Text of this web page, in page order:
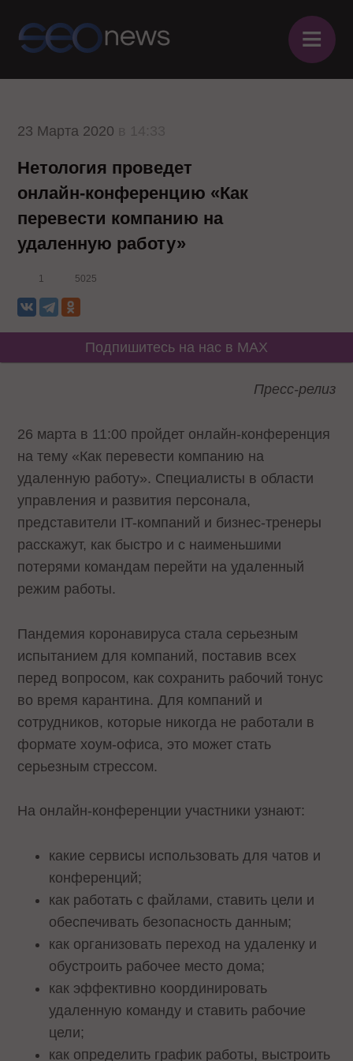
≡
23 Марта 2020
Нетология проведет
онлайн-конференцию «Как
перевести компанию на
удаленную работу»
1 5025
Подпишитесь на нас в MAX
Пресс-релиз
26 марта в 11:00 пройдет онлайн-конференция
на тему «Как перевести компанию на
удаленную работу». Специалисты в области
управления и развития персонала,
представители IT-компаний и бизнес-тренеры
расскажут, как быстро и с наименьшими
потерями командам перейти на удаленный
режим работы.
Пандемия коронавируса стала серьезным
испытанием для компаний, поставив всех
перед вопросом, как сохранить рабочий тонус
во время карантина. Для компаний и
сотрудников, которые никогда не работали в
формате хоум-офиса, это может стать
серьезным стрессом.
На онлайн-конференции участники узнают:
какие сервисы использовать для чатов и
конференций;
как работать с файлами, ставить цели и
обеспечивать безопасность данным;
как организовать переход на удаленку и
обустроить рабочее место дома;
как эффективно координировать
удаленную команду и ставить рабочие
цели;
как определить график работы, выстроить